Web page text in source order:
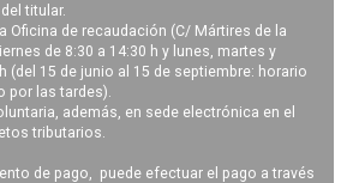
titular.
Oficina de recaudación (C/ Mártires de la
de 8:30 a 14:30 h y lunes, martes y
(del 15 de junio al 15 de septiembre: horario
por las tardes).
además, en sede electrónica en el
tributarios.
de pago, puede efectuar el pago a través